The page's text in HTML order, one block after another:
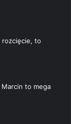
rozcięcie, to
Marcin to mega